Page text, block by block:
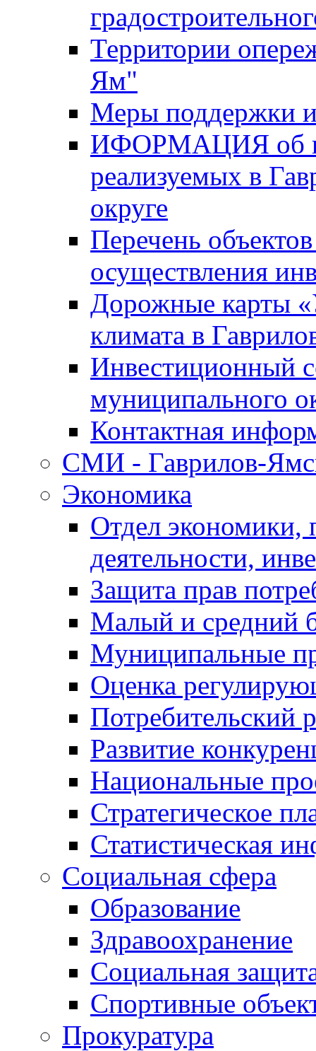
Территории
Ям"
Меры поддержки
ИФОРМАЦИЯ об
реализуемых в
округе
Перечень
осуществления
Дорожные карты
климата в
Инвестиционный
муниципального
Контактная
СМИ - Гаврилов-
Экономика
Отдел экономики,
деятельности,
Защита прав
Малый и средний
Муниципальные
Оценка
Потребительский
Развитие
Национальные
Стратегическое
Статистическая
Социальная сфера
Образование
Здравоохранение
Социальная
Спортивные
Прокуратура